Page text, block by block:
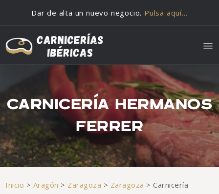
Dar de alta un nuevo negocio. Pulsa aquí…
CARNICERÍA HERMANOS
FERRER
Inicio > Aragón > Zaragoza > Zaragoza >Carnicería